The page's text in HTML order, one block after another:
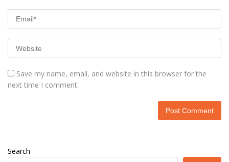
Save my name, email, and website in this browser for the
next time I comment.
Search